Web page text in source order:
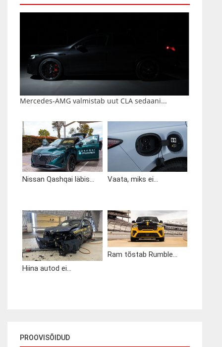
Mercedes-AMG valmistab uut CLA sedaani...
Nissan Qashqai läbis... Vaata, miks ei...
Hiina autod ei...
Ram tõstab Rumble...
PROOVISÕIDUD